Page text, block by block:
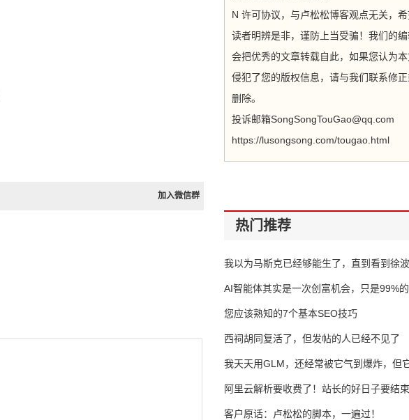
加入微信群
N 许可协议，与卢松松博客观点无关，
读者明辨是非，谨防上当受骗！我们的
会把优秀的文章转载自此，如果您认为
侵犯了您的版权信息，请与我们联系修
删除。
投诉邮箱SongSongTouGao@qq.com
https://lusongsong.com/tougao.html
热门推荐
我以为马斯克已经够能生了，直到看到
AI智能体其实是一次创富机会，只是99%
错过了
您应该熟知的7个基本SEO技巧
西祠胡同复活了，但发帖的人已经不见了
我天天用GLM，还经常被它气到爆炸，但
16万亿
阿里云解析要收费了！站长的好日子要结
客户原话：卢松松的脚本，一遍过！